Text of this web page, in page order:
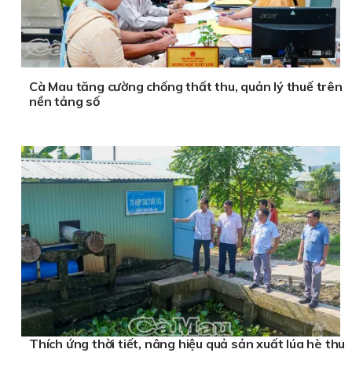
Cà Mau tăng cường chống thất thu, quản lý thuế trên
nền tảng số
Thích ứng thời tiết, nâng hiệu quả sản xuất lúa hè thu